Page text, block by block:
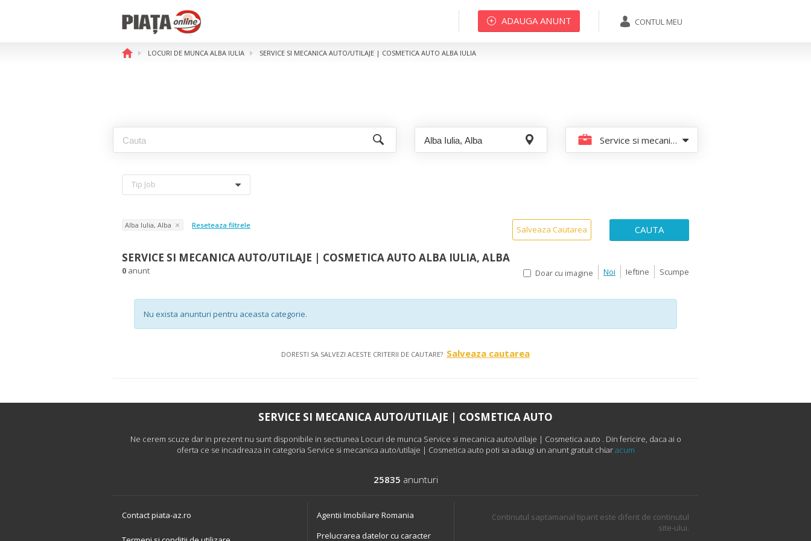
CONTUL MEU
ADAUGA ANUNT
LOCURI DE MUNCA ALBA IULIA SERVICE SI MECANICA AUTO/UTILAJE | COSMETICA AUTO ALBA IULIA
Service si mecanica auto/utilaje | Cosmetica auto
Tip Job
Alba Iulia, Alba Reseteaza filtrele Salveaza Cautarea CAUTA
SERVICE SI MECANICA AUTO/UTILAJE | COSMETICA AUTO ALBA IULIA, ALBA
0 anunt Doar cu imagine Noi Ieftine Scumpe
Nu exista anunturi pentru aceasta categorie.
DORESTI SA SALVEZI ACESTE CRITERII DE CAUTARE? Salveaza cautarea
SERVICE SI MECANICA AUTO/UTILAJE | COSMETICA AUTO
Ne cerem scuze dar in prezent nu sunt disponibile in sectiunea Locuri de munca Service si mecanica auto/utilaje | Cosmetica auto . Din fericire, daca ai o
oferta ce se incadreaza in categoria Service si mecanica auto/utilaje | Cosmetica auto poti sa adaugi un anunt gratuit chiaracum
25835 anunturi
Contact piata-az.ro
Agentii Imobiliare Romania
Prelucrarea datelor cu caracter
Continutul saptamanal tiparit este diferit de continutul
site-ului.